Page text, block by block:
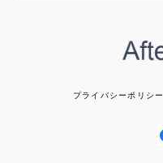
プライバシーポリシー